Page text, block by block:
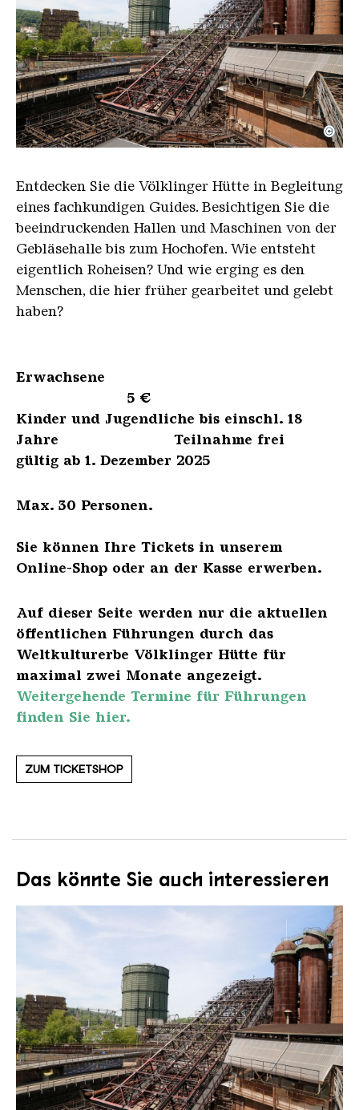
Der Erzschrägaufzug der Völklinger Hütte mit
Copyright: Weltkulturerbe Völklinger Hütte | Karl
©
Entdecken Sie die Völklinger Hütte in Begleitung
eines fachkundigen Guides. Besichtigen Sie die
beeindruckenden Hallen und Maschinen von der
Gebläsehalle bis zum Hochofen. Wie entsteht
eigentlich Roheisen? Und wie erging es den
Menschen, die hier früher gearbeitet und gelebt
haben?
Erwachsene
5 €
Kinder und Jugendliche bis einschl. 18
Jahre Teilnahme frei
gültig ab 1. Dezember 2025
Max. 30 Personen.
Sie können Ihre Tickets in unserem
Online-Shop oder an der Kasse erwerben.
Auf dieser Seite werden nur die aktuellen
öffentlichen Führungen durch das
Weltkulturerbe Völklinger Hütte für
maximal zwei Monate angezeigt.
Weitergehende Termine für Führungen
finden Sie hier.
ZUM TICKETSHOP
Das könnte Sie auch interessieren